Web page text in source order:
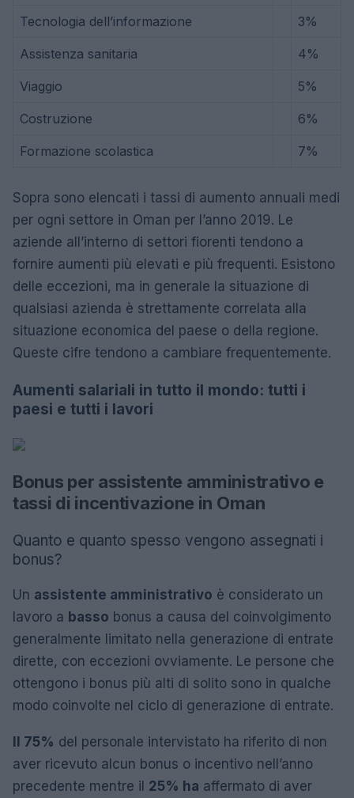
Tecnologia dell’informazione 3%
Assistenza sanitaria 4%
Viaggio 5%
Costruzione 6%
Formazione scolastica 7%
Sopra sono elencati i tassi di aumento annuali medi
per ogni settore in Oman per l’anno 2019. Le
aziende all’interno di settori fiorenti tendono a
fornire aumenti più elevati e più frequenti. Esistono
delle eccezioni, ma in generale la situazione di
qualsiasi azienda è strettamente correlata alla
situazione economica del paese o della regione.
Queste cifre tendono a cambiare frequentemente.
Aumenti salariali in tutto il mondo: tutti i
paesi e tutti i lavori
Bonus per assistente amministrativo e
tassi di incentivazione in Oman
Quanto e quanto spesso vengono assegnati i
bonus?
Un assistente amministrativo è considerato un
lavoro a basso bonus a causa del coinvolgimento
generalmente limitato nella generazione di entrate
dirette, con eccezioni ovviamente. Le persone che
ottengono i bonus più alti di solito sono in qualche
modo coinvolte nel ciclo di generazione di entrate.
Il 75% del personale intervistato ha riferito di non
aver ricevuto alcun bonus o incentivo nell’anno
precedente mentre il 25% ha affermato di aver